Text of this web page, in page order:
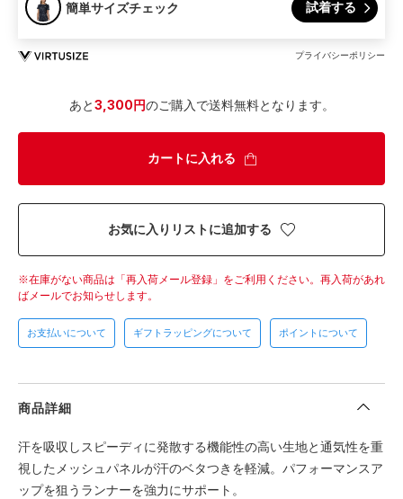
簡単サイズチェック 試着する
プライバシーポリシー
あと3,300円のご購入で送料無料となります。
カートに入れる
お気に入りリストに追加する
在庫がない商品は「再入荷メール登録」をご利用ください。 再入荷があれ
ばメールでお知らせします。
お支払いについて ギフトラッピングについて ポイントについて
商品詳細
汗を吸収しスピーディに発散する機能性の高い生地と通気性を重
視したメッシュパネルが汗のベタつきを軽減。パフォーマンスア
ップを狙うランナーを強力にサポート。